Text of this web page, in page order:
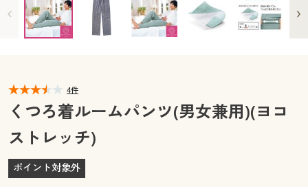
カタログ無料プレゼント
マイページ
閲覧履歴
お気に入り
会員メニュー
閲覧履歴
お気に入り
サポート
3L(98～108) ◎ 在庫あり
4件
くつろ着ルームパンツ(男女兼用)(ヨコ
ストレッチ)
ポイント対象外